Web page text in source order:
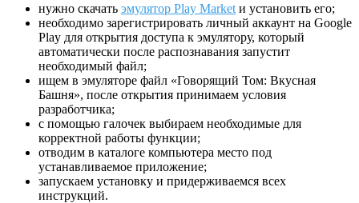
нужно скачать эмулятор Play Market и установить его;
необходимо зарегистрировать личный аккаунт на Google
Play для открытия доступа к эмулятору, который
автоматически после распознавания запустит
необходимый файл;
ищем в эмуляторе файл «Говорящий Том: Вкусная
Башня», после открытия принимаем условия
разработчика;
с помощью галочек выбираем необходимые для
корректной работы функции;
отводим в каталоге компьютера место под
устанавливаемое приложение;
запускаем установку и придерживаемся всех
инструкций.